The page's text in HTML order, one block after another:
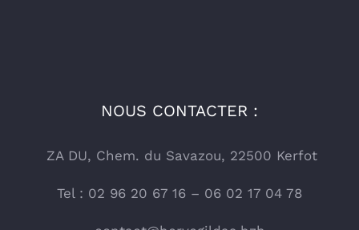
NOUS CONTACTER :
ZA DU, Chem. du Savazou, 22500 Kerfot
Tel : 02 96 20 67 16 – 06 02 17 04 78